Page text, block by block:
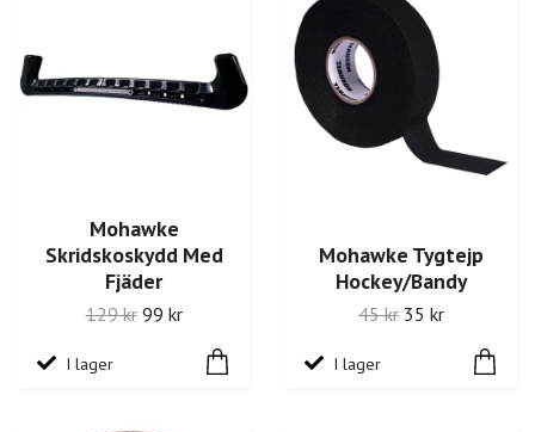
Mohawke
Skridskoskydd Med
Fjäder
129 kr 99 kr
I lager
Mohawke Tygtejp
Hockey/Bandy
45 kr 35 kr
I lager